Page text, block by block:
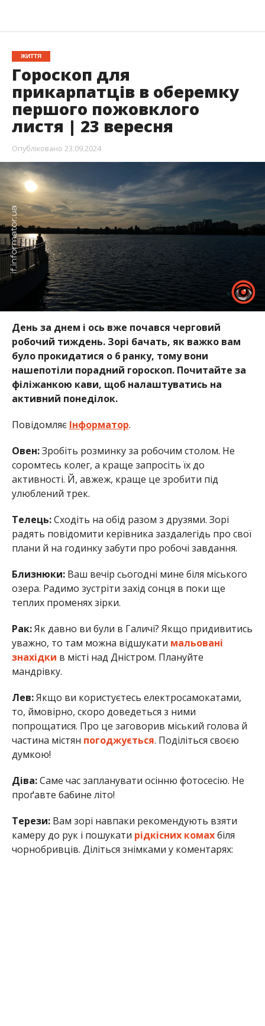
ЖИТТЯ
Гороскоп для
прикарпатців в оберемку
першого пожовклого
листя | 23 вересня
Опубліковано 23.09.2024
День за днем і ось вже почався черговий
робочий тиждень. Зорі бачать, як важко вам
було прокидатися о 6 ранку, тому вони
нашепотіли порадний гороскоп. Почитайте за
філіжанкою кави, щоб налаштуватись на
активний понеділок.
Повідомляє Інформатор.
Овен:Зробіть розминку за робочим столом. Не
соромтесь колег, а краще запросіть їх до
активності. Й, авжеж, краще це зробити під
улюблений трек.
Телець:Сходіть на обід разом з друзями. Зорі
радять повідомити керівника заздалегідь про свої
плани й на годинку забути про робочі завдання.
Близнюки: Ваш вечір сьогодні мине біля міського
озера. Радимо зустріти захід сонця в поки ще
теплих променях зірки.
Рак:Як давно ви були в Галичі? Якщо придивитись
уважно, то там можна відшукати мальовані
знахідки в місті над Дністром. Плануйте
мандрівку.
Лев:Якщо ви користуєтесь електросамокатами,
то, ймовірно, скоро доведеться з ними
попрощатися. Про це заговорив міський голова й
частина містян погоджується. Поділіться своєю
думкою!
Діва:Саме час запланувати осінню фотосесію. Не
проґавте бабине літо!
Терези: Вам зорі навпаки рекомендують взяти
камеру до рук і пошукати рідкісних комахбіля
чорнобривців. Діліться знімками у коментарях: